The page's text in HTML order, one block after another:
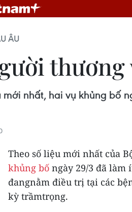
ÂU
mới nhất, hai vụ khủng
Theo số liệu mới nhất của
khủng bố ngày 29/3 đã
đangnằm điều trị tại các
kỳ trầmtrọng.